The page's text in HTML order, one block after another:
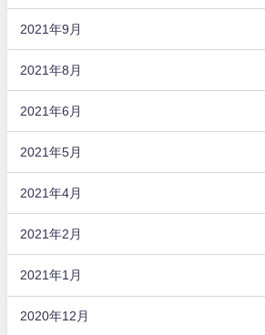
2021年9月
2021年8月
2021年6月
2021年5月
2021年4月
2021年2月
2021年1月
2020年12月